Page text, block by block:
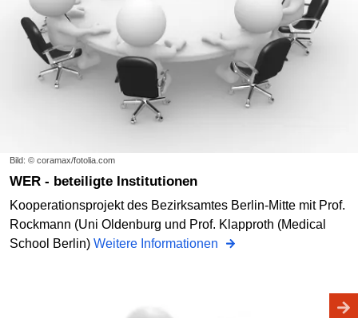
Bild: © coramax/fotolia.com
WER - beteiligte Institutionen
Kooperationsprojekt des Bezirksamtes Berlin-Mitte mit Prof.
Rockmann (Uni Oldenburg und Prof. Klapproth (Medical
School Berlin) Weitere Informationen